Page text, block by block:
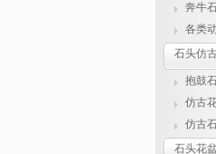
奔牛
各类
石头仿
抱鼓
仿古
仿古
石头花盆